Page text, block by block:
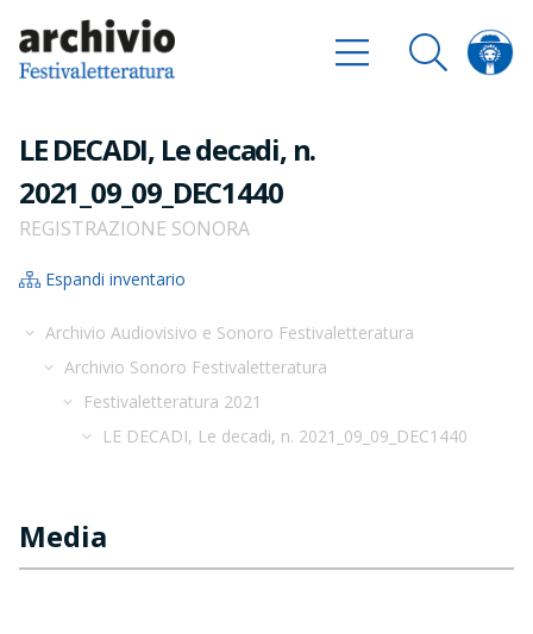
LE DECADI, Le decadi, n.
2021_09_09_DEC1440
REGISTRAZIONE SONORA
Espandi inventario
Archivio Audiovisivo e Sonoro Festivaletteratura
Archivio Sonoro Festivaletteratura
Festivaletteratura 2021
LE DECADI, Le decadi, n. 2021_09_09_DEC1440
Media